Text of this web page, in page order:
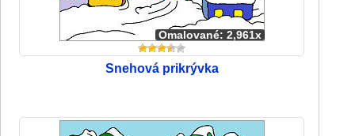
Omalované: 2,961x
Snehová prikrývka